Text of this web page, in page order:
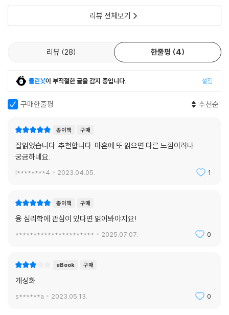
리뷰 전체보기
리뷰 28 한줄평 4
클린봇이 부적절한 글을 감지 중입니다. 설정
구매한줄평 추천순
종이책 구매
잘읽었습니다. 추천합니다. 마흔에 또 읽으면 다른 느낌이려나
궁금하네요.
l********4 2023.04.05. 1
종이책 구매
융 심리학에 관심이 있다면 읽어봐야지요!
********************** 2025.07.07. 0
eBook 구매
개성화
s******a 2023.05.13. 0